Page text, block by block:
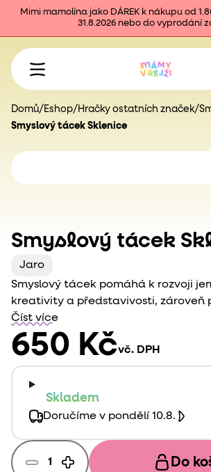
Mimi mamolína jako DÁREK k nákupu od
31.8.2026 nebo do vyprodání
Domů/ Eshop/ Hračky ostatních značek/
Smyslový tácek Sklenice
Smyslový tácek
Jaro
Smyslový tácek pomáhá k rozvoji
kreativity a představivosti, zároveň
dětskou hru s přírodou. Smyslový
využijete na především na
nebo jídlo.
Číst více
650 Kčvč. DPH
Skladem
Doručíme v pondělí 10.8.
Do